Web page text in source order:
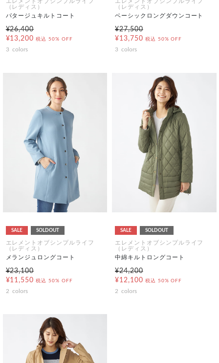
（レディス）
パタージュキルトコート
¥26,400
¥13,200 税込 50% OFF
3 colors
（レディス）
ベーシックロングダウンコート
¥27,500
¥13,750 税込 50% OFF
3 colors
SALE SOLDOUT
エレメントオブシンプルライフ
（レディス）
メランジュロングコート
¥23,100
¥11,550 税込 50% OFF
2 colors
SALE SOLDOUT
エレメントオブシンプルライフ
（レディス）
中綿キルトロングコート
¥24,200
¥12,100 税込 50% OFF
2 colors